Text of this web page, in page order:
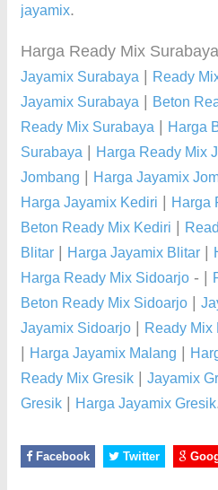
jayamix.
Harga Ready Mix
Jayamix Surabaya Ready
Jayamix Surabaya
Beton
Ready Mix Surabaya
Harga
Surabaya
Harga Ready Mix
Jombang
Harga Jayamix
Harga Jayamix Kediri Harga
Beton Ready Mix Kediri
Blitar
Harga Jayamix Blitar
Harga Ready Mix Sidoarjo - |
Beton Ready Mix Sidoarjo
Jayamix Sidoarjo
Ready Mix
Harga Jayamix Malang
Ready Mix Gresik Jayamix
Gresik
Harga Jayamix Gresik
Facebook Twitter